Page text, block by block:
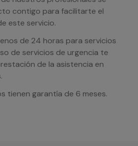
contigo para facilitarte el
este servicio.
de 24 horas para servicios
de servicios de urgencia te
de la asistencia en
tienen garantía de 6 meses.